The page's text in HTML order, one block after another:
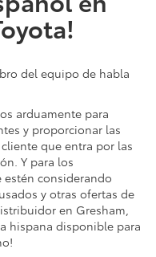
del equipo de habla
arduamente para
y proporcionar las
que entra por las
Y para los
considerando
y otras ofertas de
en Gresham,
hispana disponible para